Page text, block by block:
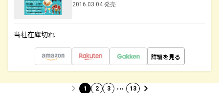
2016.03.04 発売
当社在庫切れ
詳細を見る
1 2 3 … 13